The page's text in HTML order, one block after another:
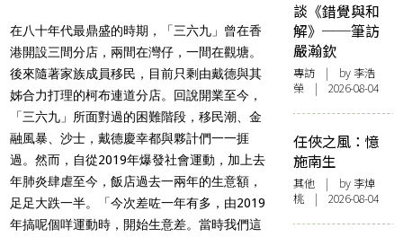
在八十年代最鼎盛的時期，「三六九」曾在香
港開設三間分店，兩間在灣仔，一間在觀塘。
後來隨著家族成員移民，目前只剩由戴德與其
姊合力打理的柯布連道分店。回說開業至今，
「三六九」所面對過的困難階段，移民潮、金
融風暴、沙士，戴德慶幸都與夥計們一一捱
過。然而，自從2019年爆發社會運動，加上去
年肺炎肆虐至今，飯店過去一兩年的生意額，
足足大跌一半。「今次差咗一年有多，由2019
年搞呢個咩運動時，開始生意差。當時我們這
談《錯覺與和
解》──筆訪
嚴瀚欽
專訪 | by 李浩
榮 | 2026-08-04
任俠之風：憶
施南生
其他 | by 李焯
桃 | 2026-08-04